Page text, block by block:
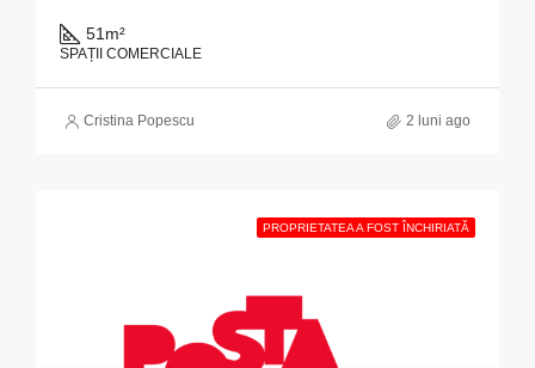
51 m²
SPAȚII COMERCIALE
Cristina Popescu 2 luni ago
PROPRIETATEA A FOST ÎNCHIRIATĂ